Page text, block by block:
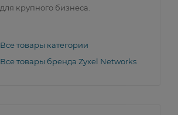
для крупного бизнеса.
Все товары категории
Все товары бренда Zyxel Networks